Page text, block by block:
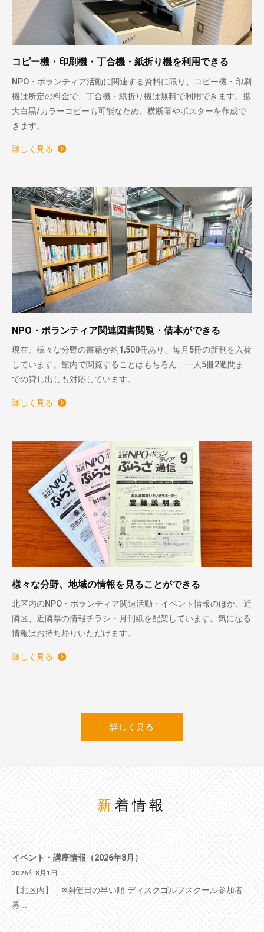
コピー機・印刷機・丁合機・紙折り機を利用できる
NPO・ボランティア活動に関連する資料に限り、コピー機・印刷
機は所定の料金で、丁合機・紙折り機は無料で利用できます。拡
大白黒/カラーコピーも可能なため、横断幕やポスターを作成で
きます。
詳しく見る
NPO・ボランティア関連図書閲覧・借本ができる
現在、様々な分野の書籍が約1,500冊あり、毎月5冊の新刊を入荷
しています。館内で閲覧することはもちろん、一人5冊2週間ま
での貸し出しも対応しています。
詳しく見る
様々な分野、地域の情報を見ることができる
北区内のNPO・ボランティア関連活動・イベント情報のほか、近
隣区、近隣県の情報チラシ・月刊紙を配架しています。気になる
情報はお持ち帰りいただけます。
詳しく見る
詳しく見る
新着情報
イベント・講座情報（2026年8月）
2026年8月1日
【北区内】 ※開催日の早い順 ディスクゴルフスクール参加者
募...